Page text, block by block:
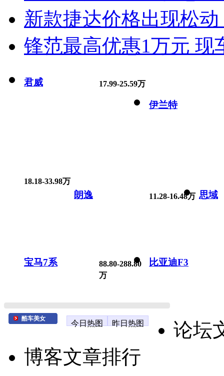
新款捷达价格出现松
锋范最高优惠1万元 现
君威 17.99-25.59万
伊兰特
18.18-33.98万
朗逸 11.28-16.48万 思域
宝马7系
88.80-288.80
万
比亚迪F3
酷车美女
今日热图 昨日热图
论坛
博客文章排行